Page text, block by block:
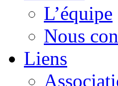
L’équipe
Nous
Liens